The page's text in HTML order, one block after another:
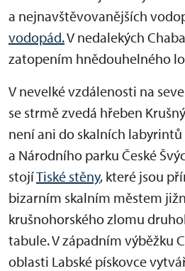
a nejnavštěvovanějších
vodopád.V nedalekých
zatopením hnědouhelného
V nevelké vzdálenosti na
se strmě zvedá hřeben
není ani do skalních labyrintů
a Národního parku České
stojíTiské stěny, které jsou
bizarním skalním městem
krušnohorského zlomu
tabule. V západním výběžku
oblasti Labské pískovce